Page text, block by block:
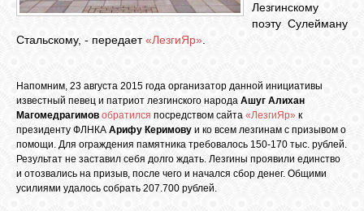
БИБЛИОТЕКА
ФОРУМ
Лезгинскому
поэту Сулейману
Стальскому, - передает«ЛезгиЯр»
Напомним, 23 августа 2015 года организатор данной инициативы
известный певец и патриот лезгинского народа Ашуг Алихан
Магомедрагимов обратился посредством сайта «ЛезгиЯр» к
президенту ФЛНКА Арифу Керимову и ко всем лезгинам с призывом о
помощи. Для ограждения памятника требовалось 150-170 тыс. рублей.
Результат не заставил себя долго ждать. Лезгины проявили единство
и отозвались на призыв, после чего и начался сбор денег. Общими
усилиями удалось собрать 207.700 рублей.